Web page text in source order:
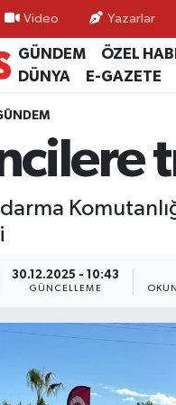
Video Yazarlar
GÜNDEM ÖZEL
DÜNYA
E-GAZETE
30.12.2025 - 10:43
GÜNCELLEME
Fikstür